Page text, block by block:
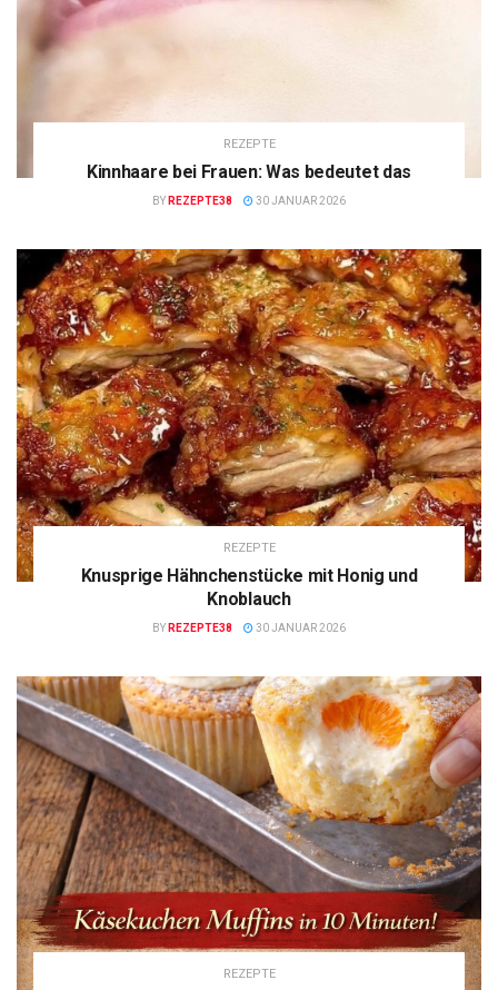
REZEPTE
Kinnhaare bei Frauen: Was bedeutet das
BY REZEPTE38 30 JANUAR 2026
REZEPTE
Knusprige Hähnchenstücke mit Honig und
Knoblauch
BY REZEPTE38 30 JANUAR 2026
REZEPTE